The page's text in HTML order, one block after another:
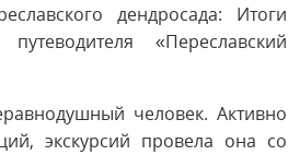
дендросада: Итоги
«Переславский
человек. Активно
экскурсий провела она со